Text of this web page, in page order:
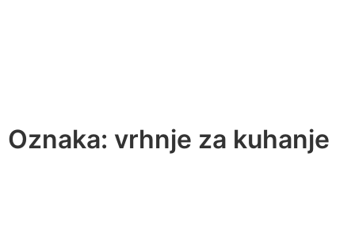
Oznaka: vrhnje za kuhanje